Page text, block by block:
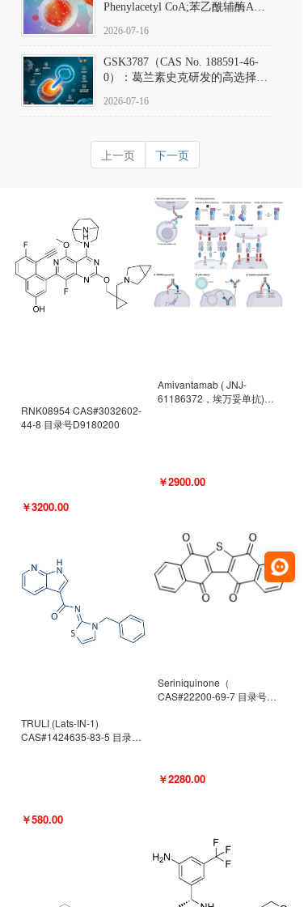
Phenylacetyl CoA;苯乙酰辅酶A
2026-07-16
GSK3787（CAS No. 188591-46-
0）：葛兰素史克研发的高选择
抗剂，被广泛视为研究PPARδ核
靶点药理机制的金标准化学探
针。
2026-07-16
上一页 下一页
RNK08954 CAS#3032602-
44-8 目录号D9180200
￥3200.00
TRULI (Lats-IN-1)
CAS#1424635-83-5 目录号
￥580.00
Amivantamab ( JNJ-
61186372，埃万妥单抗)
￥2900.00
Seriniquinone（
CAS#22200-69-7 目录号
￥2280.00